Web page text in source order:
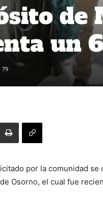
de
un
79
por la comunidad se
Osorno, el cual fue